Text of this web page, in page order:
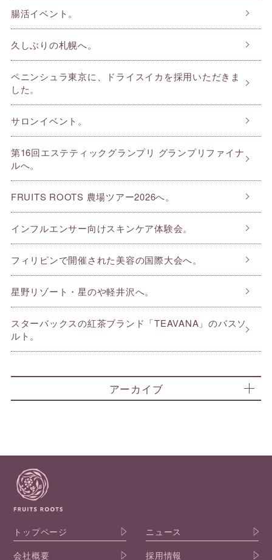
腸活イベント。
久しぶりの札幌へ。
ペニンシュラ東京に、ドライスイカを採用いただきま
した。
サロンイベント。
第16回エステティックグランプリ グランプリファイナ
ルへ。
FRUITS ROOTS 農場ツアー2026へ。
インフルエンサー向けスキンケア体験会。
フィリピンで開催された美容の国際大会へ。
星野リゾート・星のや軽井沢へ。
スターバックスの紅茶ブランド「TEAVANA」のバスソ
ルト。
アーカイブ
トップページ
ニュース
会社概要
採用情報